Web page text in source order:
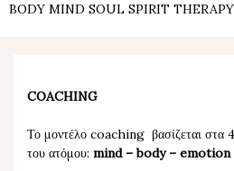
BODY MIND SOUL SPIRIT THERAPY
COACHING
Το μοντέλο coaching βασίζεται στα 4
του ατόμου: mind – body –